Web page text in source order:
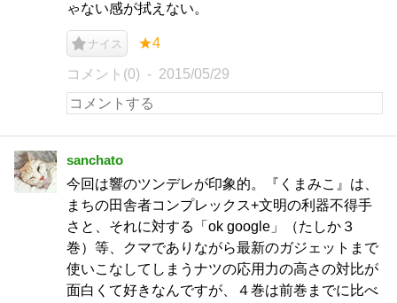
ゃない感が拭えない。
ナイス ★4
コメント(0) 2015/05/29
sanchato
今回は響のツンデレが印象的。『くまみこ』は、
まちの田舎者コンプレックス+文明の利器不得手
さと、それに対する「ok google」（たしか３
巻）等、クマでありながら最新のガジェットまで
使いこなしてしまうナツの応用力の高さの対比が
面白くて好きなんですが、４巻は前巻までに比べ